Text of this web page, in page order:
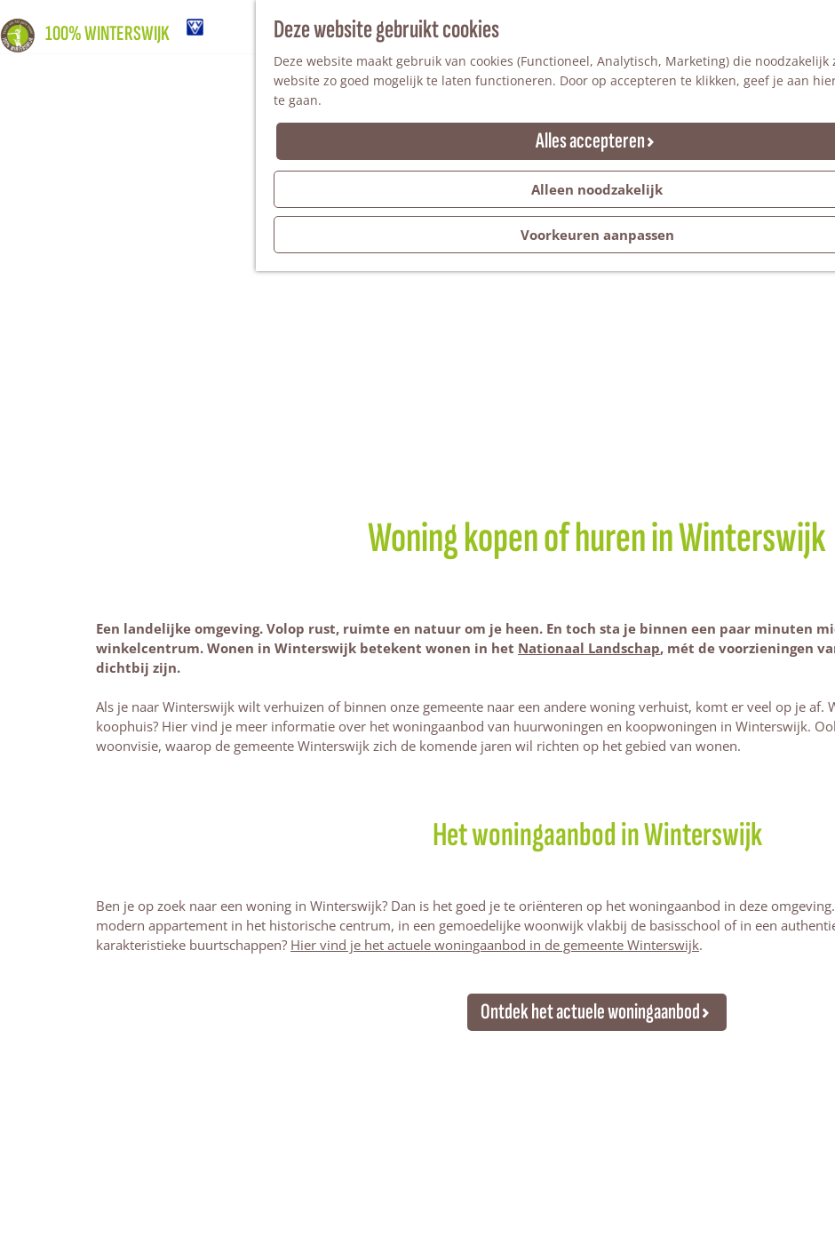
Deze website gebruikt cookies
Deze website maakt gebruik van cookies (Functioneel, Analytisch, Marketing) die noodzakelijk
website zo goed mogelijk te laten functioneren. Door op accepteren te klikken, geef je aan
te gaan.
Alles accepteren
Alleen noodzakelijk
Voorkeuren aanpassen
100% WINTERSWIJK
Woning kopen of huren in Winterswijk
Een landelijke omgeving. Volop rust, ruimte en natuur om je heen. En toch sta je binnen een paar minuten
winkelcentrum. Wonen in Winterswijk betekent wonen in het Nationaal Landschap, mét de voorzieningen
dichtbij zijn.
Als je naar Winterswijk wilt verhuizen of binnen onze gemeente naar een andere woning verhuist, komt er veel op je af.
koophuis? Hier vind je meer informatie over het woningaanbod van huurwoningen en koopwoningen in Winterswijk.
woonvisie, waarop de gemeente Winterswijk zich de komende jaren wil richten op het gebied van wonen.
Het woningaanbod in Winterswijk
Ben je op zoek naar een woning in Winterswijk? Dan is het goed je te oriënteren op het woningaanbod in deze
modern appartement in het historische centrum, in een gemoedelijke woonwijk vlakbij de basisschool of in een
karakteristieke buurtschappen? Hier vind je het actuele woningaanbod in de gemeente Winterswijk.
Ontdek het actuele woningaanbod